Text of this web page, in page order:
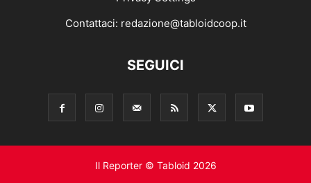
Contattaci: redazione@tabloidcoop.it
SEGUICI
Il Reporter © Tabloid 2026